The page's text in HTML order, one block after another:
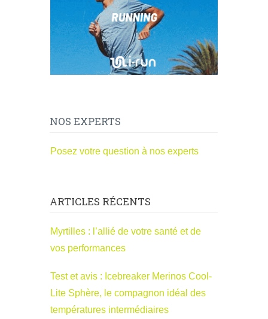
NOS EXPERTS
Posez votre question à nos experts
ARTICLES RÉCENTS
Myrtilles : l’allié de votre santé et de
vos performances
Test et avis : Icebreaker Merinos Cool-
Lite Sphère, le compagnon idéal des
températures intermédiaires